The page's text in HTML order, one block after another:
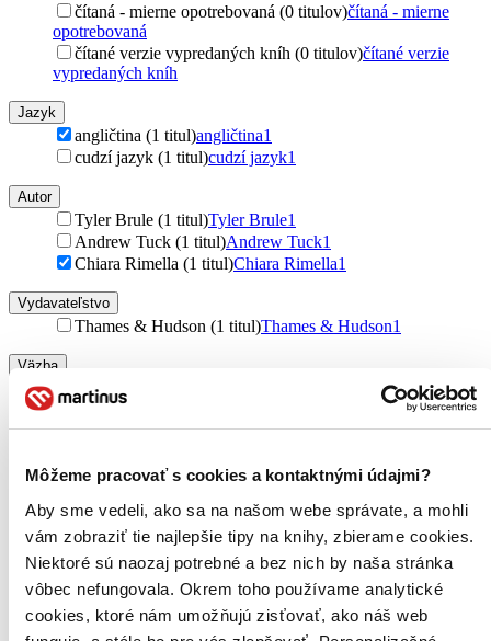
Môžeme pracovať s cookies a kontaktnými údajmi?
Aby sme vedeli, ako sa na našom webe správate, a mohli
vám zobraziť tie najlepšie tipy na knihy, zbierame cookies.
Niektoré sú naozaj potrebné a bez nich by naša stránka
vôbec nefungovala. Okrem toho používame analytické
cookies, ktoré nám umožňujú zisťovať, ako náš web
čítaná - mierne opotrebovaná (0 titulov)čítaná - mierne
opotrebovaná
čítané verzie vypredaných kníh (0 titulov)čítané verzie
vypredaných kníh
Jazyk
angličtina (1 titul)angličtina1
cudzí jazyk (1 titul)cudzí jazyk1
Autor
Tyler Brule (1 titul)Tyler Brule1
Andrew Tuck (1 titul)Andrew Tuck1
Chiara Rimella (1 titul)Chiara Rimella1
Vydavateľstvo
Thames & Hudson (1 titul)Thames & Hudson1
Väzba
pevná väzba (1 titul)
Zúžiť výber
Zoradiť
Top hodnotené
Novinky